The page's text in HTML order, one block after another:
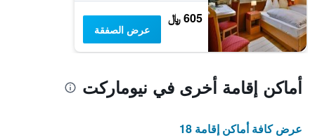
605 ﷼
عرض الصفقة
أماكن إقامة أخرى في نيوماركت
عرض كافة أماكن إقامة 18